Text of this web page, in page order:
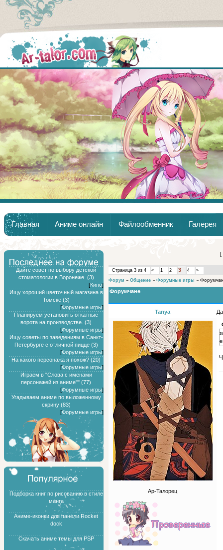
Главная
Аниме
Главная Аниме онлайн Файлообменник Галерея
Дайте совет по выбору детской
стоматологии в Воронеже. (3)
[Кино]
Ищу хороший цветочный магазина в
Томске (3)
[Форумные игры]
Планируем установить откатные
ворота на производстве. (3)
[Форумные игры]
Ищу советы по заведениям в Санкт-
Петербурге с отличной пицце (3)
[Форумные игры]
На какого персонажа я похож? (20)
[Форумные игры]
Играем в "Слова с именами
персонажей из аниме"" (77)
[Форумные игры]
Угадываем аниме по выложенному
скрину (83)
[Форумные игры]
Подборка книг по рисованию в стиле
манга
Аниме-иконки для панели Rocket
dock
Скачать аниме темы для PSP
[
Страница 3 из 4 « 1 2 3 4
»
Форум » Общение » Форумные игры »
Форумчане
Tanya
Ар-Талорец